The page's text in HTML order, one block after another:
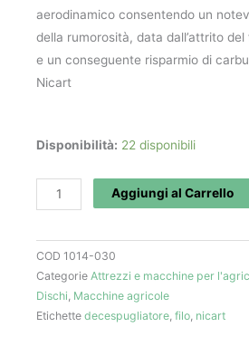
aerodinamico consentendo un
della rumorosità, data dall’attrito del
e un conseguente risparmio di
Nicart
Disponibilità: 22 disponibili
Filo
decespugliatore
elica
(Ø
3-
36,5
Aggiungi al Carrello
COD 1014-030
Categorie Attrezzi e macchine per
Dischi, Macchine agricole
Etichette decespugliatore, filo, nicart